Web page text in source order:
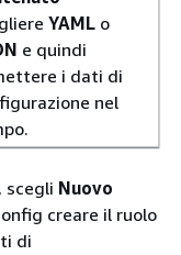
YAML o
e quindi
i dati di
nel
, scegli Nuovo
creare il ruolo
di